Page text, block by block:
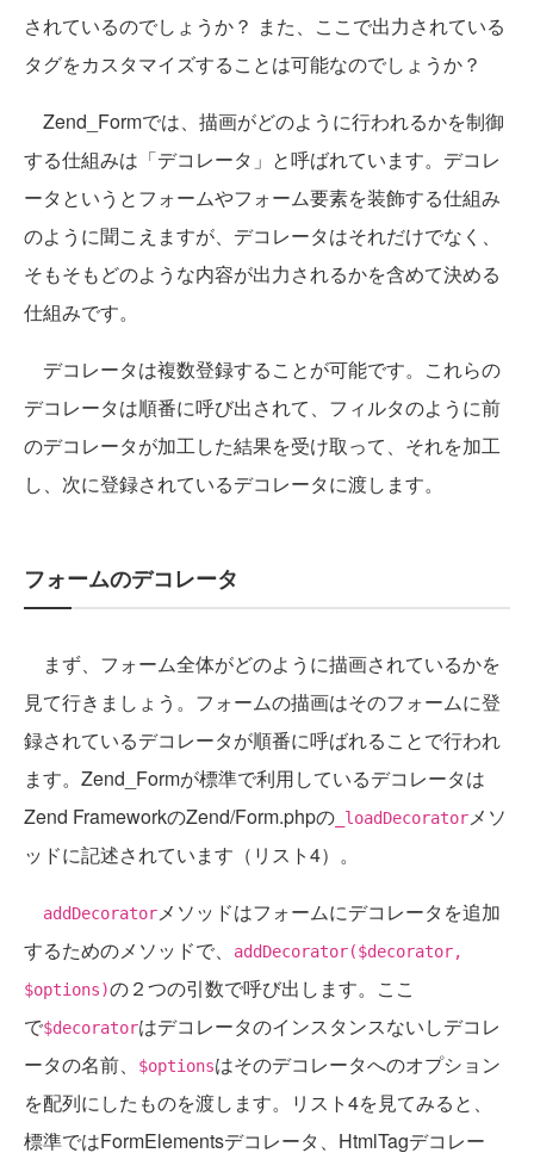
されているのでしょうか？ また、ここで出力されている
タグをカスタマイズすることは可能なのでしょうか？
Zend_Formでは、描画がどのように行われるかを制御
する仕組みは「デコレータ」と呼ばれています。デコレ
ータというとフォームやフォーム要素を装飾する仕組み
のように聞こえますが、デコレータはそれだけでなく、
そもそもどのような内容が出力されるかを含めて決める
仕組みです。
デコレータは複数登録することが可能です。これらの
デコレータは順番に呼び出されて、フィルタのように前
のデコレータが加工した結果を受け取って、それを加工
し、次に登録されているデコレータに渡します。
フォームのデコレータ
まず、フォーム全体がどのように描画されているかを
見て行きましょう。フォームの描画はそのフォームに登
録されているデコレータが順番に呼ばれることで行われ
ます。Zend_Formが標準で利用しているデコレータは
Zend FrameworkのZend/Form.phpの _loadDecoratorメソ
ッドに記述されています（リスト4）。
addDecoratorメソッドはフォームにデコレータを追加
するためのメソッドで、
addDecorator($decorator,
$options)の２つの引数で呼び出します。ここ
で$decoratorはデコレータのインスタンスないしデコレ
ータの名前、
$optionsはそのデコレータへのオプション
を配列にしたものを渡します。リスト4を見てみると、
標準ではFormElementsデコレータ、HtmlTagデコレー